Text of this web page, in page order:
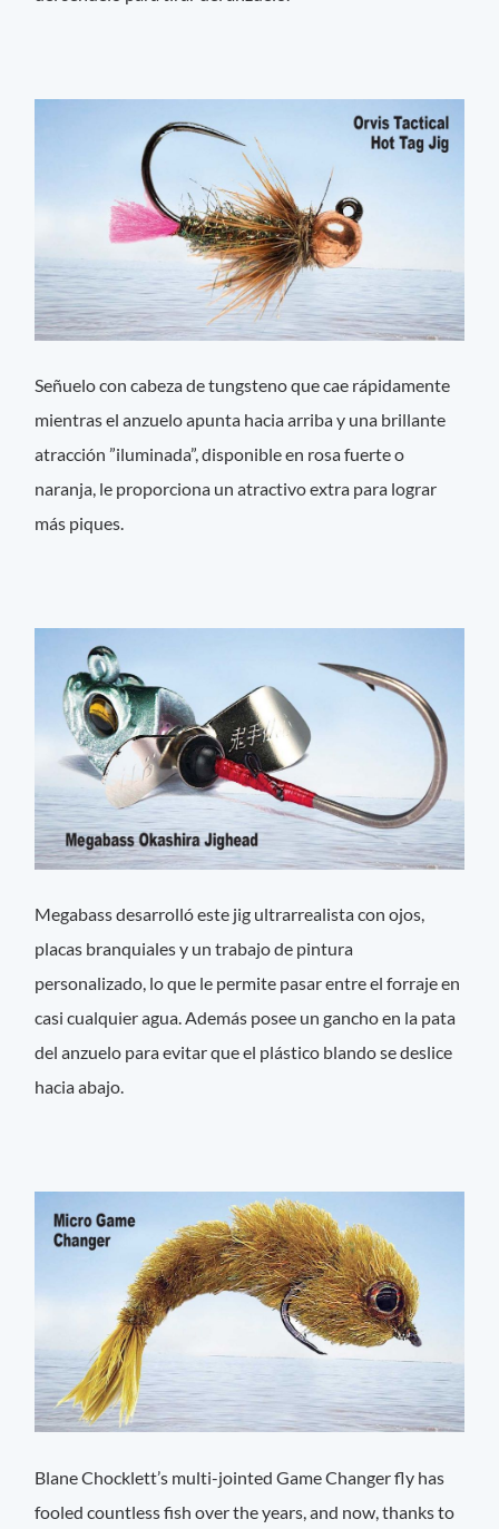
Señuelo con cabeza de tungsteno que cae rápidamente
mientras el anzuelo apunta hacia arriba y una brillante
atracción ”iluminada”, disponible en rosa fuerte o
naranja, le proporciona un atractivo extra para lograr
más piques.
Megabass desarrolló este jig ultrarrealista con ojos,
placas branquiales y un trabajo de pintura
personalizado, lo que le permite pasar entre el forraje en
casi cualquier agua. Además posee un gancho en la pata
del anzuelo para evitar que el plástico blando se deslice
hacia abajo.
Blane Chocklett’s multi-jointed Game Changer fly has
fooled countless fish over the years, and now, thanks to